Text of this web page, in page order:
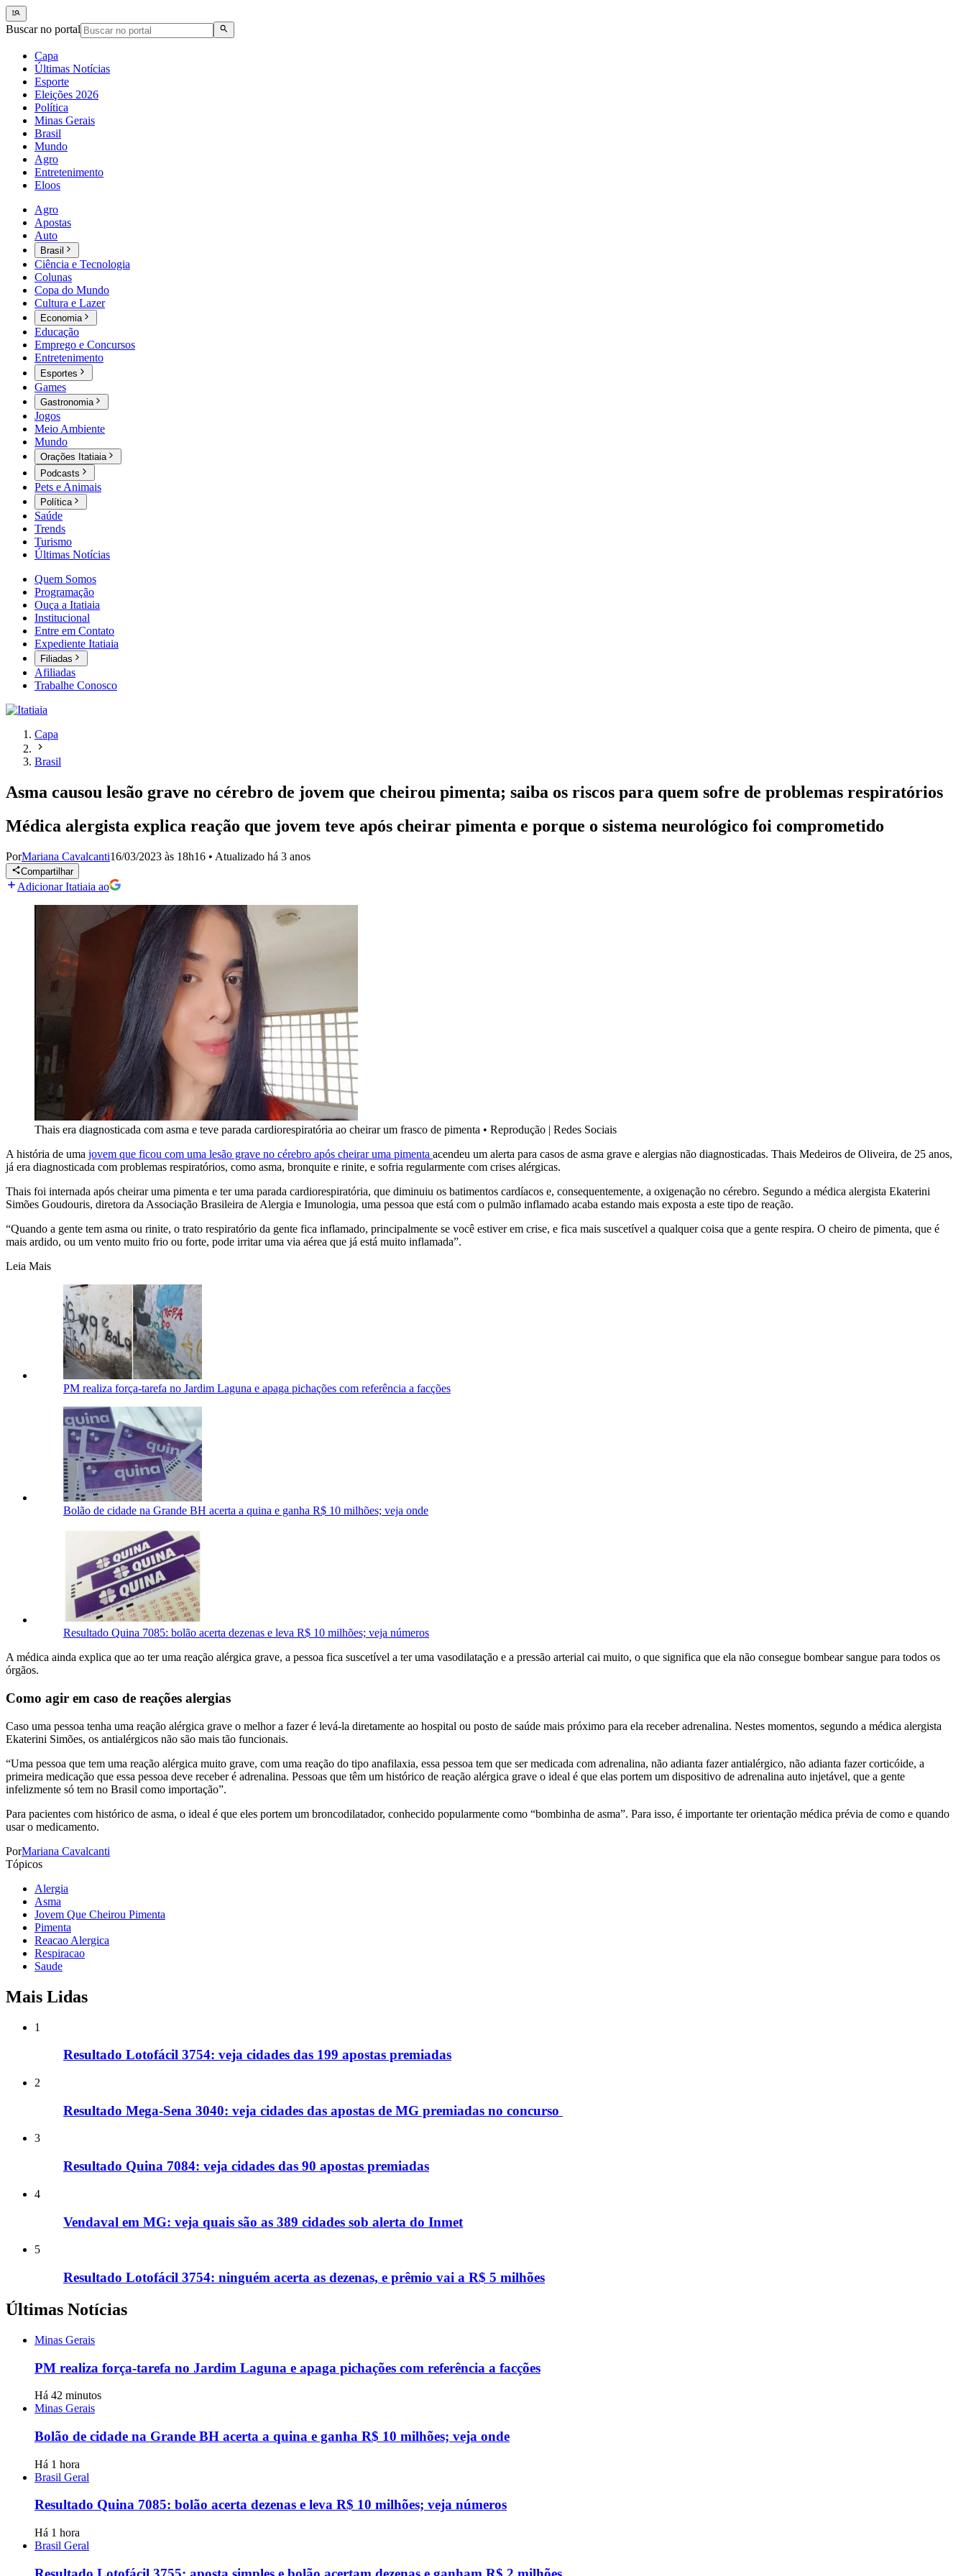
Buscar no portal
Capa
Últimas Notícias
Esporte
Eleições 2026
Política
Minas Gerais
Brasil
Mundo
Agro
Entretenimento
Eloos
Agro
Apostas
Auto
Brasil
Ciência e Tecnologia
Colunas
Copa do Mundo
Cultura e Lazer
Economia
Educação
Emprego e Concursos
Entretenimento
Esportes
Games
Gastronomia
Jogos
Meio Ambiente
Mundo
Orações Itatiaia
Podcasts
Pets e Animais
Política
Saúde
Trends
Turismo
Últimas Notícias
Quem Somos
Programação
Ouça a Itatiaia
Institucional
Entre em Contato
Expediente Itatiaia
Filiadas
Afiliadas
Trabalhe Conosco
Capa
Brasil
Asma causou lesão grave no cérebro de jovem que cheirou pimenta; saiba os riscos para quem sofre de problemas respiratórios
Médica alergista explica reação que jovem teve após cheirar pimenta e porque o sistema neurológico foi comprometido
PorMariana Cavalcanti16/03/2023 às 18h16 • Atualizado há 3 anos
Compartilhar
Adicionar Itatiaia ao
Thais era diagnosticada com asma e teve parada cardiorespiratória ao cheirar um frasco de pimenta • Reprodução | Redes Sociais
A história de uma jovem que ficou com uma lesão grave no cérebro após cheirar uma pimenta acendeu um alerta para casos de asma grave e alergias não diagnosticadas. Thais Medeiros de Oliveira, de 25 anos,
já era diagnosticada com problemas respiratórios, como asma, bronquite e rinite, e sofria regularmente com crises alérgicas.
Thais foi internada após cheirar uma pimenta e ter uma parada cardiorespiratória, que diminuiu os batimentos cardíacos e, consequentemente, a oxigenação no cérebro. Segundo a médica alergista Ekaterini
Simões Goudouris, diretora da Associação Brasileira de Alergia e Imunologia, uma pessoa que está com o pulmão inflamado acaba estando mais exposta a este tipo de reação.
“Quando a gente tem asma ou rinite, o trato respiratório da gente fica inflamado, principalmente se você estiver em crise, e fica mais suscetível a qualquer coisa que a gente respira. O cheiro de pimenta, que é
mais ardido, ou um vento muito frio ou forte, pode irritar uma via aérea que já está muito inflamada”.
Leia Mais
PM realiza força-tarefa no Jardim Laguna e apaga pichações com referência a facções
Bolão de cidade na Grande BH acerta a quina e ganha R$ 10 milhões; veja onde
Resultado Quina 7085: bolão acerta dezenas e leva R$ 10 milhões; veja números
A médica ainda explica que ao ter uma reação alérgica grave, a pessoa fica suscetível a ter uma vasodilatação e a pressão arterial cai muito, o que significa que ela não consegue bombear sangue para todos os
órgãos.
Como agir em caso de reações alergias
Caso uma pessoa tenha uma reação alérgica grave o melhor a fazer é levá-la diretamente ao hospital ou posto de saúde mais próximo para ela receber adrenalina. Nestes momentos, segundo a médica alergista
Ekaterini Simões, os antialérgicos não são mais tão funcionais.
“Uma pessoa que tem uma reação alérgica muito grave, com uma reação do tipo anafilaxia, essa pessoa tem que ser medicada com adrenalina, não adianta fazer antialérgico, não adianta fazer corticóide, a
primeira medicação que essa pessoa deve receber é adrenalina. Pessoas que têm um histórico de reação alérgica grave o ideal é que elas portem um dispositivo de adrenalina auto injetável, que a gente
infelizmente só tem no Brasil como importação”.
Para pacientes com histórico de asma, o ideal é que eles portem um broncodilatador, conhecido popularmente como “bombinha de asma”. Para isso, é importante ter orientação médica prévia de como e quando
usar o medicamento.
PorMariana Cavalcanti
Tópicos
Alergia
Asma
Jovem Que Cheirou Pimenta
Pimenta
Reacao Alergica
Respiracao
Saude
Mais Lidas
1
Resultado Lotofácil 3754: veja cidades das 199 apostas premiadas
2
Resultado Mega-Sena 3040: veja cidades das apostas de MG premiadas no concurso
3
Resultado Quina 7084: veja cidades das 90 apostas premiadas
4
Vendaval em MG: veja quais são as 389 cidades sob alerta do Inmet
5
Resultado Lotofácil 3754: ninguém acerta as dezenas, e prêmio vai a R$ 5 milhões
Últimas Notícias
Minas Gerais
PM realiza força-tarefa no Jardim Laguna e apaga pichações com referência a facções
Há 42 minutos
Minas Gerais
Bolão de cidade na Grande BH acerta a quina e ganha R$ 10 milhões; veja onde
Há 1 hora
Brasil Geral
Resultado Quina 7085: bolão acerta dezenas e leva R$ 10 milhões; veja números
Há 1 hora
Brasil Geral